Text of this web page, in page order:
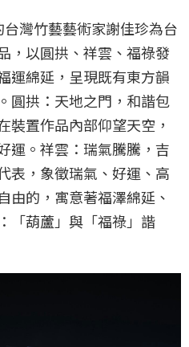
灣竹藝藝術家謝佳珍為台
，以圓拱、祥雲、福祿發
運綿延，呈現既有東方韻
圓拱：天地之門，和諧包
裝置作品內部仰望天空，
運。祥雲：瑞氣騰騰，吉
表，象徵瑞氣、好運、高
由的，寓意著福澤綿延、
「葫蘆」與「福祿」諧